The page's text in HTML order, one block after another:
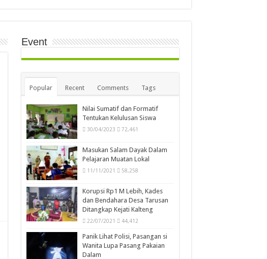
Event
Popular Recent Comments Tags
Nilai Sumatif dan Formatif
Tentukan Kelulusan Siswa
30/04/2023 72,461
Masukan Salam Dayak Dalam
Pelajaran Muatan Lokal
11/11/2021 58,258
Korupsi Rp1 M Lebih, Kades
dan Bendahara Desa Tarusan
Ditangkap Kejati Kalteng
22/07/2021 44,412
Panik Lihat Polisi, Pasangan si
Wanita Lupa Pasang Pakaian
Dalam